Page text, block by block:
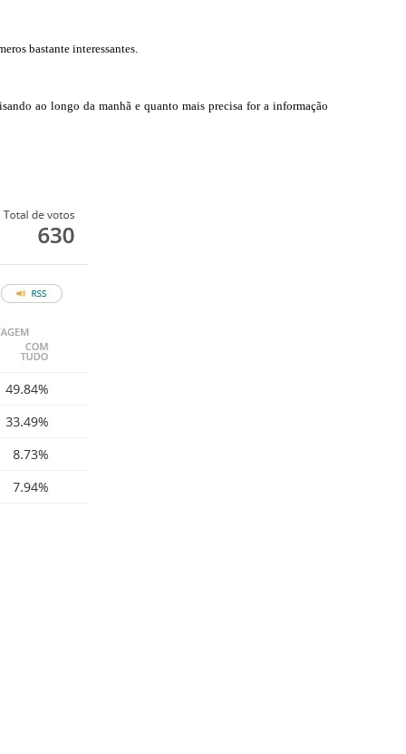
bastante interessantes.
ao longo da manhã e quanto mais precisa for a informação